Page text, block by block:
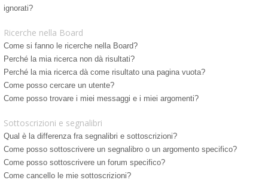
ignorati?
Ricerche nella Board
Come si fanno le ricerche nella Board?
Perché la mia ricerca non dà risultati?
Perché la mia ricerca dà come risultato una pagina vuota?
Come posso cercare un utente?
Come posso trovare i miei messaggi e i miei argomenti?
Sottoscrizioni e segnalibri
Qual è la differenza fra segnalibri e sottoscrizioni?
Come posso sottoscrivere un segnalibro o un argomento specifico?
Come posso sottoscrivere un forum specifico?
Come cancello le mie sottoscrizioni?